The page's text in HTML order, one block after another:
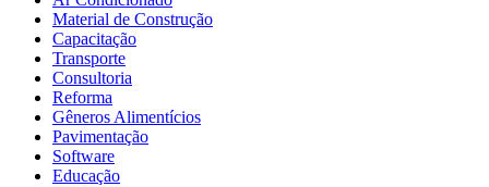
Material de Construção
Capacitação
Transporte
Consultoria
Reforma
Gêneros Alimentícios
Pavimentação
Software
Educação